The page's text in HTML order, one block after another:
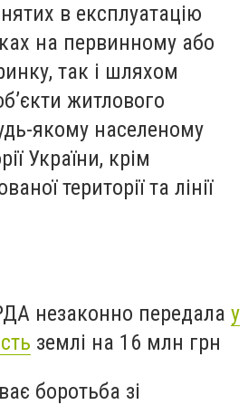
в експлуатацію
на первинному або
так і шляхом
житлового
якому населеному
України, крім
території та лінії
незаконно передала у
землі на 16 млн грн
боротьба зі